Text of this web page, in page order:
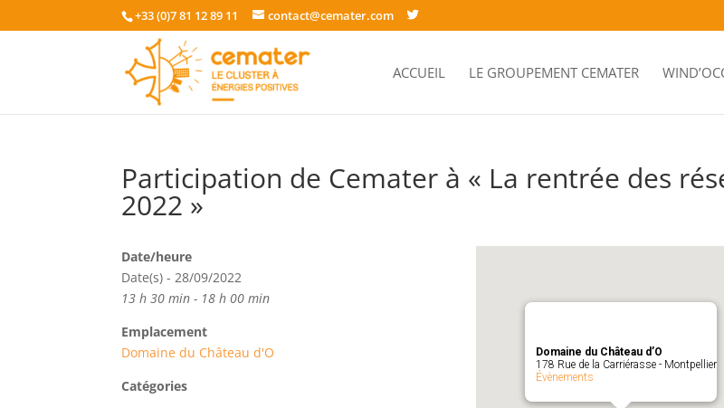
+33 (0)7 81 12 89 11 contact@cemater.com
ACCUEIL LE GROUPEMENT CEMATER
Participation de Cemater à « La rentrée des
2022 »
Domaine du Château d’O
178 Rue de la Carriérasse - Montpellier
Évènements
Date/heure
Date(s) - 28/09/2022
13 h 30 min - 18 h 00 min
Emplacement
Domaine du Château d'O
Catégories